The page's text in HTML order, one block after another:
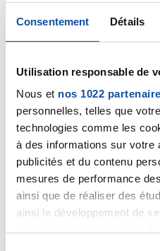
Consentement Détails
Utilisation responsable de
Nous et nos 1022
personnelles, telles que
technologies comme les
à des informations sur votre
publicités et du contenu
mesures de performance
ainsi que de réaliser des
ainsi le développement de
une prothèse biliaire ?
bouche une dizaine
responsable de tous
rapide de l'état de
rappel il n'avait
avant la pose) ?
A noter, dans les
bilirubine ainsi que les
extrêmement élevés :
- Gamma GT à 843
- Bilirubine totale 40.2